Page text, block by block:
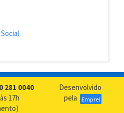
281 0040
17h
Desenvolvido
pela
Emprel